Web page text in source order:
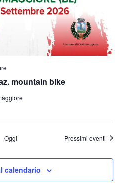
mountain bike
Oggi Prossimi eventi
calendario